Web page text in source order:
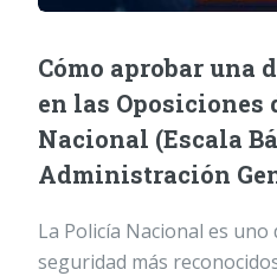
Cómo aprobar una
en las Oposiciones
Nacional (Escala
Administración
La Policía Nacional es uno
seguridad más